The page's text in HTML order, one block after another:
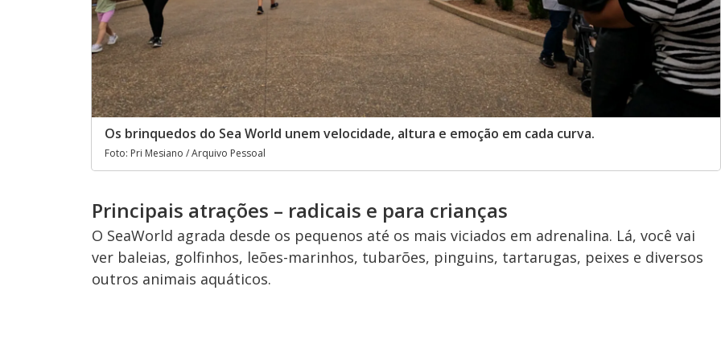
Os brinquedos do Sea World unem velocidade, altura e emoção em cada curva.
Foto: Pri Mesiano / Arquivo Pessoal
Principais atrações – radicais e para crianças
O SeaWorld agrada desde os pequenos até os mais viciados em adrenalina. Lá, você vai
ver baleias, golfinhos, leões-marinhos, tubarões, pinguins, tartarugas, peixes e diversos
outros animais aquáticos.